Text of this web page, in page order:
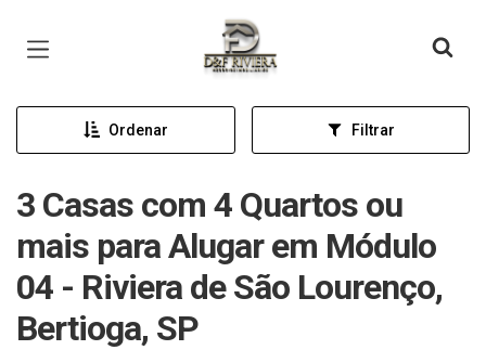
Página inicial
Ordenar Filtrar
3 Casas com 4 Quartos ou
mais para Alugar em Módulo
04 - Riviera de São Lourenço,
Bertioga, SP